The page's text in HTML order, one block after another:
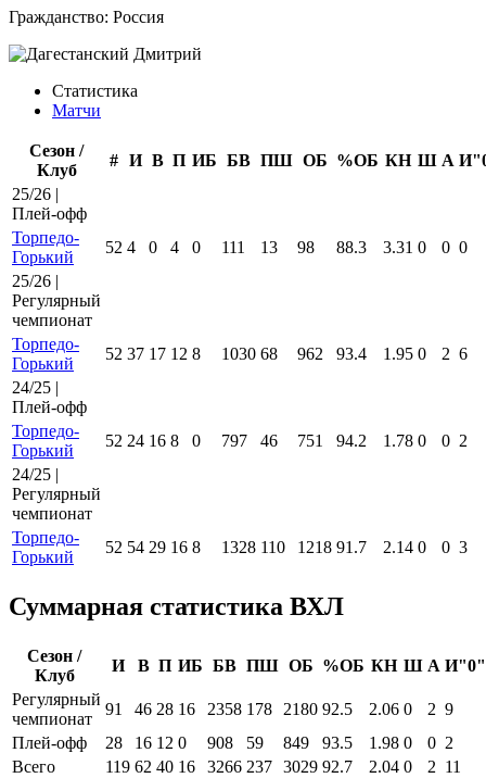
Гражданство: Россия
Статистика
Матчи
Сезон /
Клуб
# И В П ИБ БВ ПШ ОБ %ОБ КН Ш А
25/26 |
Плей-офф
Торпедо-
Горький
52 4 0 4 0 111 13 98 88.3 3.31 0 0 0
25/26 |
Регулярный
чемпионат
Торпедо-
Горький
52 37 17 12 8 1030 68 962 93.4 1.95 0 2 6
24/25 |
Плей-офф
Торпедо-
Горький
52 24 16 8 0 797 46 751 94.2 1.78 0 0 2
24/25 |
Регулярный
чемпионат
Торпедо-
Горький
52 54 29 16 8 1328 110 1218 91.7 2.14 0 0 3
Суммарная статистика ВХЛ
Сезон /
Клуб
И В П ИБ БВ ПШ ОБ %ОБ КН Ш А И"0"
Регулярный
чемпионат
91 46 28 16 2358 178 2180 92.5 2.06 0 2 9
Плей-офф
28 16 12 0 908 59 849 93.5 1.98 0 0 2
Всего
119 62 40 16 3266 237 3029 92.7 2.04 0 2 11